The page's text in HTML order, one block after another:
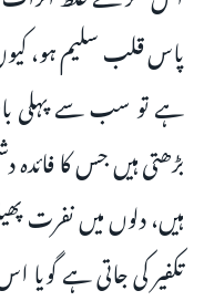
پاس قلب سلیم ہو،
ہے تو سب سے پہلی
بڑھتی ہیں جس کا فائدہ
ہیں، دلوں میں نفرت
تکفیر کی جاتی ہے